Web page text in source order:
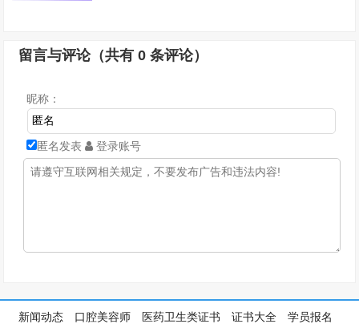
留言与评论（共有0 条评论）
昵称：
匿名发表 登录账号
新闻动态 口腔美容师 医药卫生类证书 证书大全
学员报名